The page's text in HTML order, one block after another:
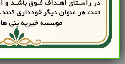
سبب نزدیکی انسان‌ها به خداوند
با بیان آیه « ففدیناه بذبح عظیم»
1400-06-14